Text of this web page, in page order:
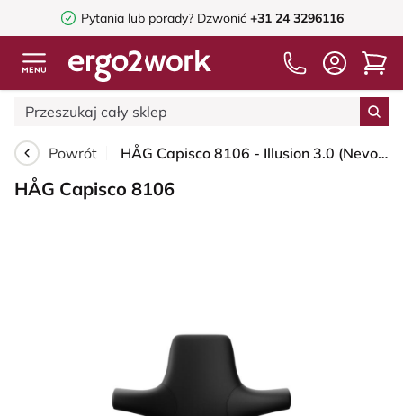
Pytania lub porady? Dzwonić +31 24 3296116
Powrót HÅG Capisco 8106 - Illusion 3.0 (Nevotex) - Skóra syntetyczna z poliuretanu - ILU3110 - Black - Blush Rose - 265 mm (seat height 53-79cm) - Glides
HÅG Capisco 8106